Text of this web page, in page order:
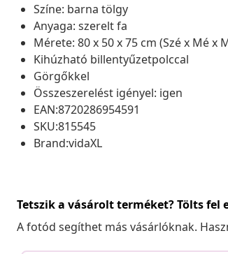
Színe: barna tölgy
Anyaga: szerelt fa
Mérete: 80 x 50 x 75 cm (Szé x Mé x
Kihúzható billentyűzetpolccal
Görgőkkel
Összeszerelést igényel: igen
EAN:8720286954591
SKU:815545
Brand:vidaXL
Tetszik a vásárolt terméket? Tölts fel
A fotód segíthet más vásárlóknak.